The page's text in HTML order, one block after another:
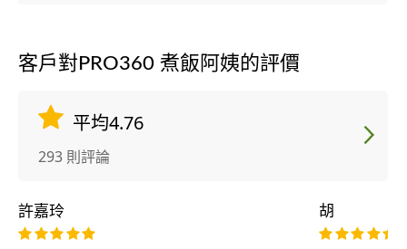
客戶對PRO360 煮飯阿姨的評價
平均4.76
293 則評論
許嘉玲 胡